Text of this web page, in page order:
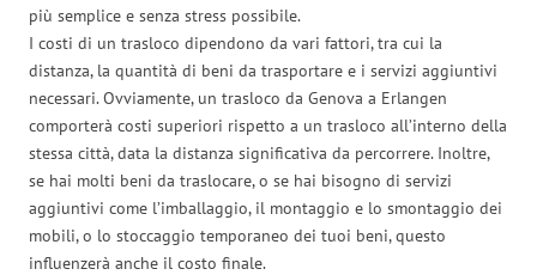
più semplice e senza stress possibile.
I costi di un trasloco dipendono da vari fattori, tra cui la
distanza, la quantità di beni da trasportare e i servizi aggiuntivi
necessari. Ovviamente, un trasloco da Genova a Erlangen
comporterà costi superiori rispetto a un trasloco all’interno della
stessa città, data la distanza significativa da percorrere. Inoltre,
se hai molti beni da traslocare, o se hai bisogno di servizi
aggiuntivi come l’imballaggio, il montaggio e lo smontaggio dei
mobili, o lo stoccaggio temporaneo dei tuoi beni, questo
influenzerà anche il costo finale.